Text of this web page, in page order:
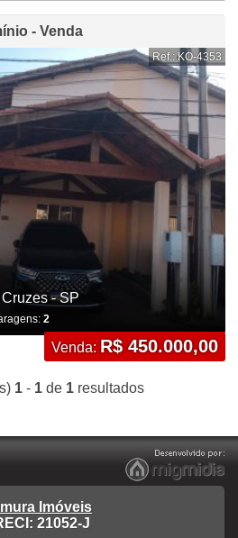
- Venda
Ref.: KO-4353
- SP
2
Venda: R$ 450.000,00
1- 1de 1resultados
Imóveis
21052-J